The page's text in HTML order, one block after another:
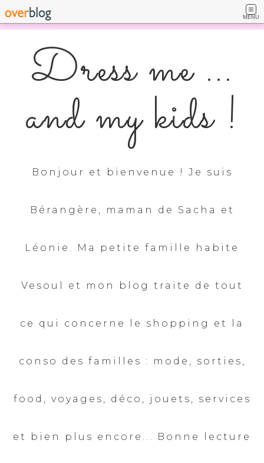
MENU
Dress me ...
and my kids !
Bonjour et bienvenue ! Je suis
Bérangère, maman de Sacha et
Léonie. Ma petite famille habite
Vesoul et mon blog traite de tout
ce qui concerne le shopping et la
conso des familles : mode, sorties,
food, voyages, déco, jouets, services
et bien plus encore... Bonne lecture